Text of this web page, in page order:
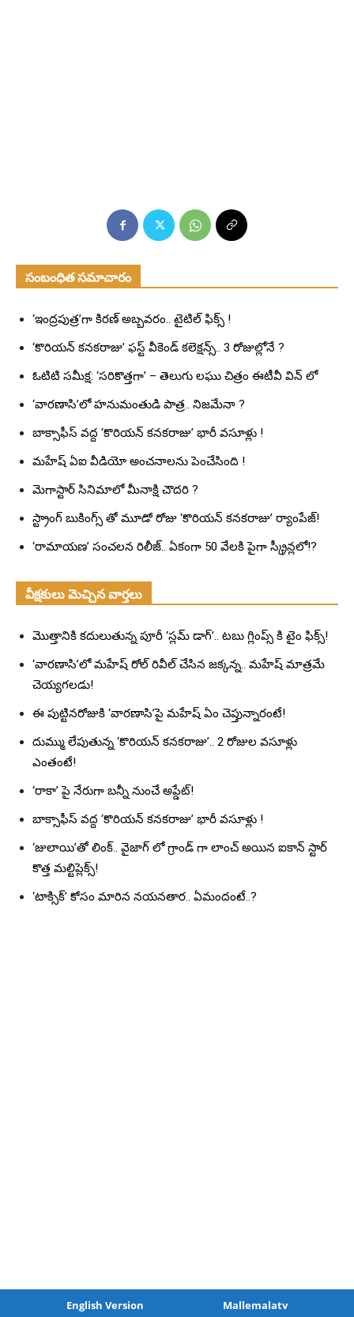
సంబంధిత సమాచారం
‘ఇంద్రపుత్ర’గా కిరణ్ అబ్బవరం.. టైటిల్ ఫిక్స్ !
‘కొరియన్ కనకరాజు’ ఫస్ట్ వీకెండ్ కలెక్షన్స్.. 3 రోజుల్లోనే ?
ఓటిటి సమీక్ష: ‘సరికొత్తగా’ – తెలుగు లఘు చిత్రం ఈటీవీ విన్ లో
‘వారణాసి’లో హనుమంతుడి పాత్ర.. నిజమేనా ?
బాక్సాఫీస్ వద్ద ‘కొరియన్ కనకరాజు’ భారీ వసూళ్లు !
మహేష్ ఏఐ వీడియో అంచనాలను పెంచేసింది !
మెగాస్టార్ సినిమాలో మీనాక్షి చౌదరి ?
స్ట్రాంగ్ బుకింగ్స్ తో మూడో రోజు ‘కొరియన్ కనకరాజు’ ర్యాంపేజ్!
‘రామాయణ’ సంచలన రిలీజ్.. ఏకంగా 50 వేలకి పైగా స్క్రీన్లలో!?
వీక్షకులు మెచ్చిన వార్తలు
మొత్తానికి కదులుతున్న పూరీ ‘స్లమ్ డాగ్’.. టబు గ్లింప్స్ కి టైం ఫిక్స్!
‘వారణాసి’లో మహేష్ రోల్ రివీల్ చేసిన జక్కన్న.. మహేష్ మాత్రమే
చెయ్యగలడు!
ఈ పుట్టినరోజుకి ‘వారణాసి’పై మహేష్ ఏం చెప్తున్నారంటే!
దుమ్ము లేపుతున్న ‘కొరియన్ కనకరాజు’.. 2 రోజుల వసూళ్లు
ఎంతంటే!
‘రాకా’ పై నేరుగా బన్నీ నుంచే అప్డేట్!
బాక్సాఫీస్ వద్ద ‘కొరియన్ కనకరాజు’ భారీ వసూళ్లు !
‘జులాయి’తో లింక్.. వైజాగ్ లో గ్రాండ్ గా లాంచ్ అయిన ఐకాన్ స్టార్
కొత్త మల్టిప్లెక్స్!
‘టాక్సిక్’ కోసం మారిన నయనతార.. ఏమందంటే..?
English Version Mallemalatv